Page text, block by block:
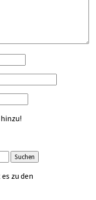
Suchen
zu den